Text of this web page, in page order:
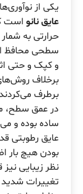
یکی از
عایق نانو است
حرارتی به
سطحی محافظ
و کپک و حتی
برخلاف
برطرف
در عمق سطح،
ساده بوده و
عایق رطوبتی
بودن هیچ بار
نظر زیبایی
تغییرات